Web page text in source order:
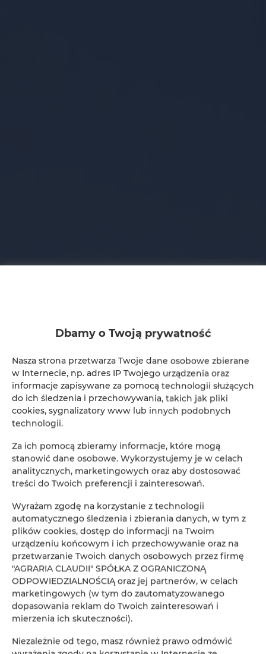
Dbamy o Twoją prywatność
Nasza strona przetwarza Twoje dane osobowe zbierane
w Internecie, np. adres IP Twojego urządzenia oraz
informacje zapisywane za pomocą technologii służących
do ich śledzenia i przechowywania, takich jak pliki
cookies, sygnalizatory www lub innych podobnych
technologii.
Za ich pomocą zbieramy informacje, które mogą
stanowić dane osobowe. Wykorzystujemy je w celach
analitycznych, marketingowych oraz aby dostosować
treści do Twoich preferencji i zainteresowań.
Wyrażam zgodę na korzystanie z technologii
automatycznego śledzenia i zbierania danych, w tym z
plików cookies, dostęp do informacji na Twoim
urządzeniu końcowym i ich przechowywanie oraz na
przetwarzanie Twoich danych osobowych przez firmę
"AGRARIA CLAUDII" SPÓŁKA Z OGRANICZONĄ
ODPOWIEDZIALNOŚCIĄ oraz jej partnerów, w celach
marketingowych (w tym do zautomatyzowanego
dopasowania reklam do Twoich zainteresowań i
mierzenia ich skuteczności).
Niezależnie od tego, masz również prawo odmówić